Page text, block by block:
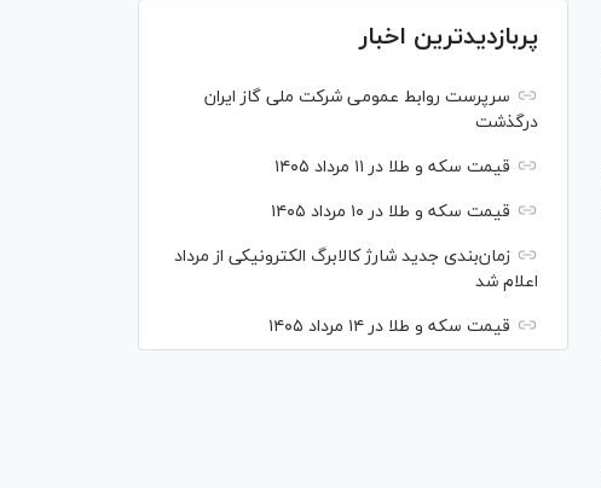
پربازدیدترین اخبار
سرپرست روابط عمومی شرکت ملی گاز ایران
درگذشت
قیمت سکه و طلا در ۱۱ مرداد ۱۴۰۵
قیمت سکه و طلا در ۱۰ مرداد ۱۴۰۵
زمان‌بندی جدید شارژ کالابرگ الکترونیکی از مرداد
اعلام شد
قیمت سکه و طلا در ۱۴ مرداد ۱۴۰۵